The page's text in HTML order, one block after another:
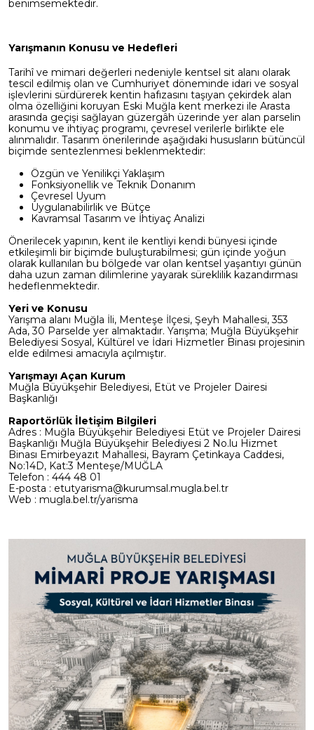
benimsemektedir.
Yarışmanın Konusu ve Hedefleri
Tarihî ve mimari değerleri nedeniyle kentsel sit alanı olarak
tescil edilmiş olan ve Cumhuriyet döneminde idari ve sosyal
işlevlerini sürdürerek kentin hafızasını taşıyan çekirdek alan
olma özelliğini koruyan Eski Muğla kent merkezi ile Arasta
arasında geçişi sağlayan güzergâh üzerinde yer alan parselin
konumu ve ihtiyaç programı, çevresel verilerle birlikte ele
alınmalıdır. Tasarım önerilerinde aşağıdaki hususların bütüncül
biçimde sentezlenmesi beklenmektedir:
Özgün ve Yenilikçi Yaklaşım
Fonksiyonellik ve Teknik Donanım
Çevresel Uyum
Uygulanabilirlik ve Bütçe
Kavramsal Tasarım ve İhtiyaç Analizi
Önerilecek yapının, kent ile kentliyi kendi bünyesi içinde
etkileşimli bir biçimde buluşturabilmesi; gün içinde yoğun
olarak kullanılan bu bölgede var olan kentsel yaşantıyı günün
daha uzun zaman dilimlerine yayarak süreklilik kazandırması
hedeflenmektedir.
Yeri ve Konusu
Yarışma alanı Muğla İli, Menteşe İlçesi, Şeyh Mahallesi, 353
Ada, 30 Parselde yer almaktadır. Yarışma; Muğla Büyükşehir
Belediyesi Sosyal, Kültürel ve İdari Hizmetler Binası projesinin
elde edilmesi amacıyla açılmıştır.
Yarışmayı Açan Kurum
Muğla Büyükşehir Belediyesi, Etüt ve Projeler Dairesi
Başkanlığı
Raportörlük İletişim Bilgileri
Adres : Muğla Büyükşehir Belediyesi Etüt ve Projeler Dairesi
Başkanlığı Muğla Büyükşehir Belediyesi 2 No.lu Hizmet
Binası Emirbeyazıt Mahallesi, Bayram Çetinkaya Caddesi,
No:14D, Kat:3 Menteşe/MUĞLA
Telefon : 444 48 01
E-posta : etutyarisma@kurumsal.mugla.bel.tr
Web : mugla.bel.tr/yarisma